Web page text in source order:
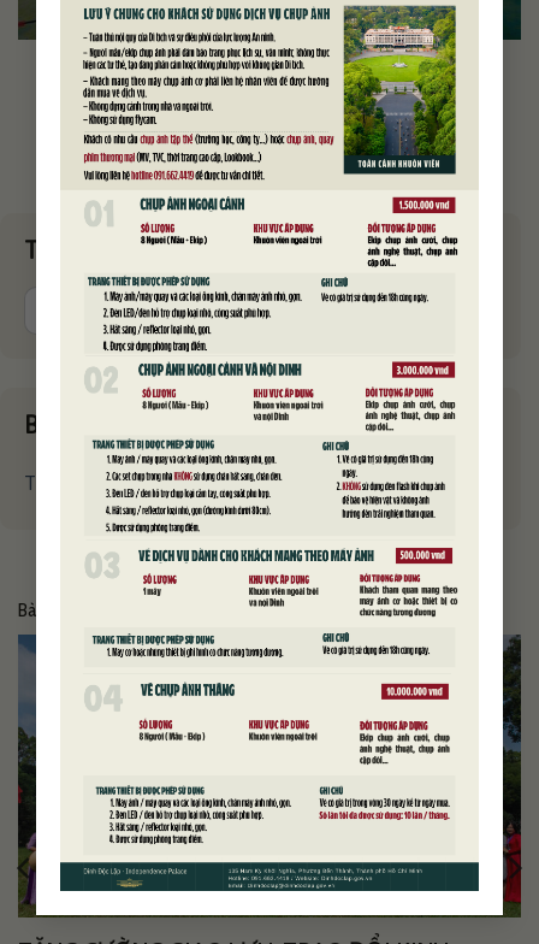
Tìm kiếm
Bài viết mới nhất
THÔNG BÁO ÁP DỤNG QUY ĐỊNH CHỤP ẢNH MỚI
Bài viết liên quan